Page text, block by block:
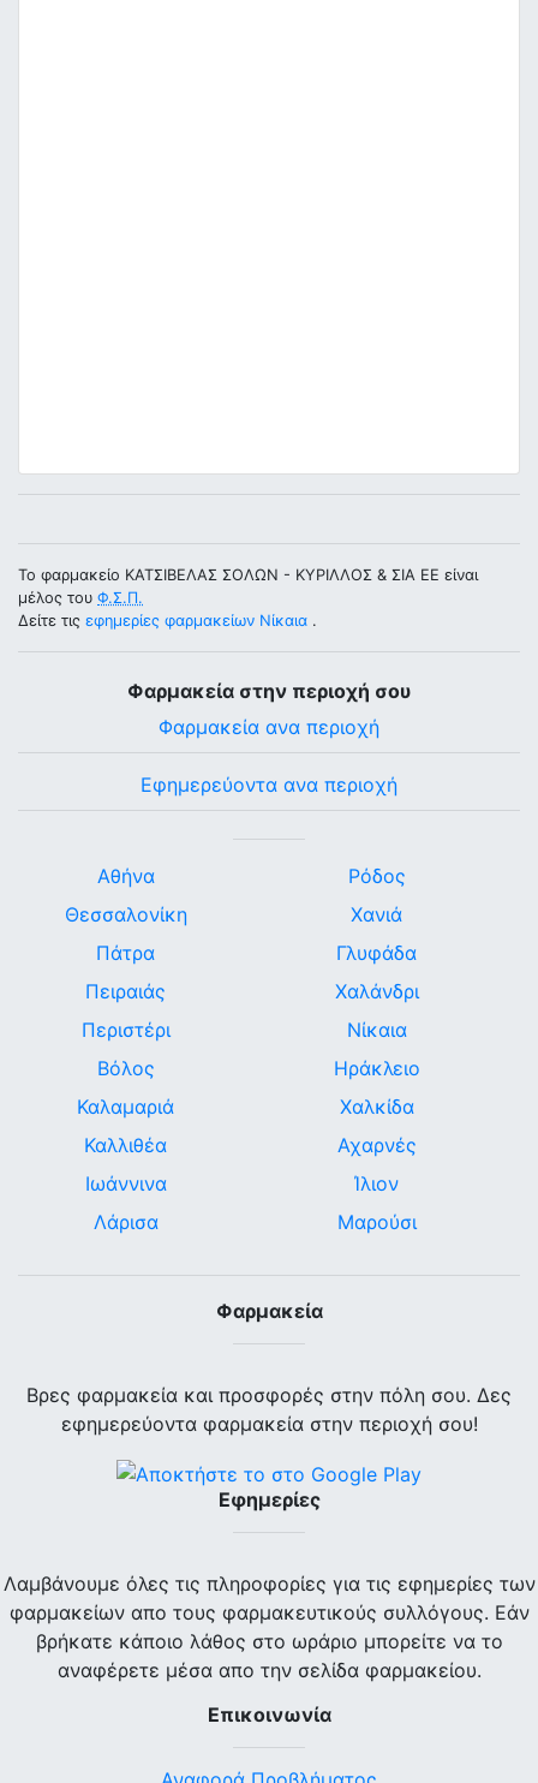
Το φαρμακείο ΚΑΤΣΙΒΕΛΑΣ ΣΟΛΩΝ - ΚΥΡΙΛΛΟΣ & ΣΙΑ ΕΕ είναι
μέλος του Φ.Σ.Π.
Δείτε τις εφημερίες φαρμακείων Νίκαια .
Φαρμακεία στην περιοχή σου
Φαρμακεία ανα περιοχή
Εφημερεύοντα ανα περιοχή
Αθήνα
Θεσσαλονίκη
Πάτρα
Πειραιάς
Περιστέρι
Βόλος
Καλαμαριά
Καλλιθέα
Ιωάννινα
Λάρισα
Ρόδος
Χανιά
Γλυφάδα
Χαλάνδρι
Νίκαια
Ηράκλειο
Χαλκίδα
Αχαρνές
Ίλιον
Μαρούσι
Φαρμακεία
Βρες φαρμακεία και προσφορές στην πόλη σου. Δες
εφημερεύοντα φαρμακεία στην περιοχή σου!
Εφημερίες
Λαμβάνουμε όλες τις πληροφορίες για τις εφημερίες των
φαρμακείων απο τους φαρμακευτικούς συλλόγους. Εάν
βρήκατε κάποιο λάθος στο ωράριο μπορείτε να το
αναφέρετε μέσα απο την σελίδα φαρμακείου.
Επικοινωνία